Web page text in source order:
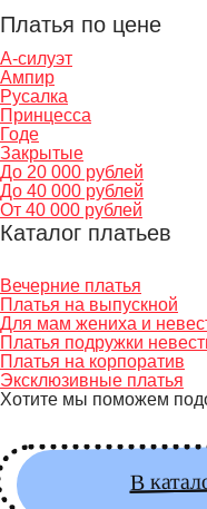
Платья по цене
А-силуэт
Ампир
Русалка
Принцесса
Годе
Закрытые
До 20 000 рублей
До 40 000 рублей
От 40 000 рублей
Каталог платьев
Вечерние платья
Платья на выпускной
Для мам жениха и
Платья подружки
Платья на корпоратив
Эксклюзивные платья
Хотите мы поможем
В